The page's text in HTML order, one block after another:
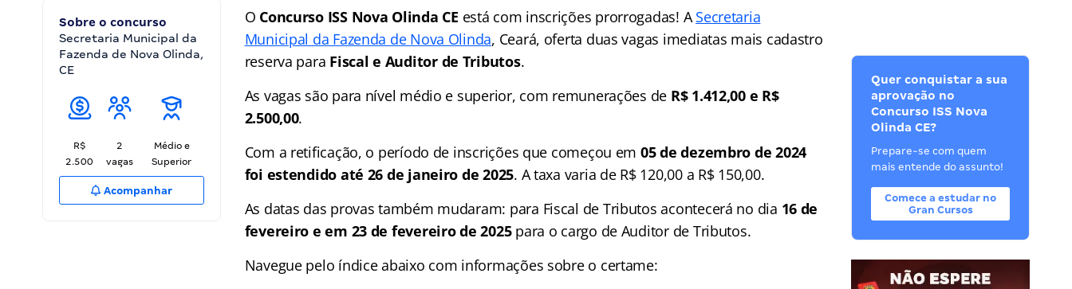
Sobre o concurso
Secretaria Municipal da
Fazenda de Nova Olinda,
CE
R$
2.500
2
vagas
Médio e
Superior
Acompanhar
O Concurso ISS Nova Olinda CE está com inscrições prorrogadas! ASecretaria
Municipal da Fazenda de Nova Olinda, Ceará, oferta duas vagas imediatas mais cadastro
reserva para Fiscal e Auditor de Tributos.
As vagas são para nível médio e superior, com remunerações de R$ 1.412,00 e R$
2.500,00.
Com a retificação, o período de inscrições que começou em 05 de dezembro de 2024
foi estendido até 26 de janeiro de 2025. A taxa varia de R$ 120,00 a R$ 150,00.
As datas das provas também mudaram: para Fiscal de Tributos acontecerá no dia 16 de
fevereiro e em 23 de fevereiro de 2025para o cargo de Auditor de Tributos.
Navegue pelo índiceabaixo com informações sobre o certame:
Quer conquistar a sua
aprovação no
Concurso ISS Nova
Olinda CE?
Prepare-se com quem
mais entende do assunto!
Comece a estudar no
Gran Cursos